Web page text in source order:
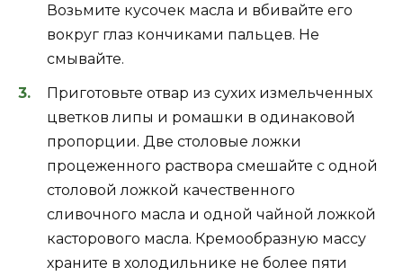
Возьмите кусочек масла и вбивайте его
вокруг глаз кончиками пальцев. Не
смывайте.
Приготовьте отвар из сухих измельченных
цветков липы и ромашки в одинаковой
пропорции. Две столовые ложки
процеженного раствора смешайте с одной
столовой ложкой качественного
сливочного масла и одной чайной ложкой
касторового масла. Кремообразную массу
храните в холодильнике не более пяти